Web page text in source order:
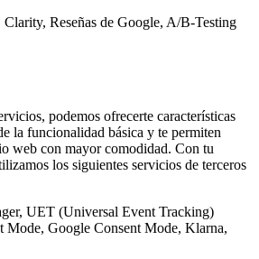
Reseñas de Google, A/B-Testing
podemos ofrecerte características
la funcionalidad básica y te permiten
web con mayor comodidad. Con tu
los siguientes servicios de terceros
UET (Universal Event Tracking)
Mode, Google Consent Mode, Klarna,